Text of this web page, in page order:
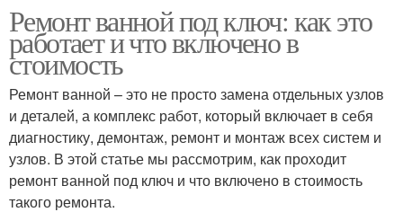
Ремонт ванной под ключ: как это
работает и что включено в
стоимость
Ремонт ванной – это не просто замена отдельных узлов
и деталей, а комплекс работ, который включает в себя
диагностику, демонтаж, ремонт и монтаж всех систем и
узлов. В этой статье мы рассмотрим, как проходит
ремонт ванной под ключ и что включено в стоимость
такого ремонта.